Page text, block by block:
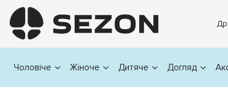
Чоловіче Жіноче Дитяче Догляд